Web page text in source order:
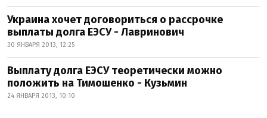
Украина хочет договориться о рассрочке
выплаты долга ЕЭСУ - Лавринович
30 ЯНВАРЯ 2013, 12:25
Выплату долга ЕЭСУ теоретически можно
положить на Тимошенко - Кузьмин
24 ЯНВАРЯ 2013, 10:10